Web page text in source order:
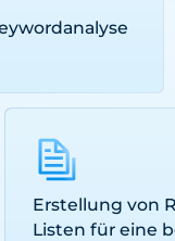
Erstellung von
Listen für eine